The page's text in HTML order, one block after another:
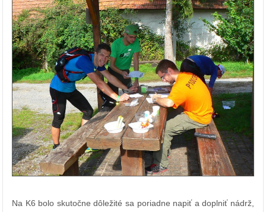
Na K6 bolo skutočne dôležité sa poriadne napiť a doplniť nádrž,